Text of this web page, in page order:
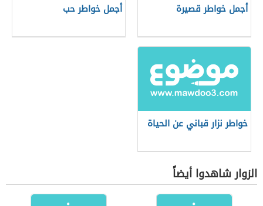
أجمل خواطر قصيرة أجمل خواطر حب
خواطر نزار قباني عن الحياة
الزوار شاهدوا أيضاً